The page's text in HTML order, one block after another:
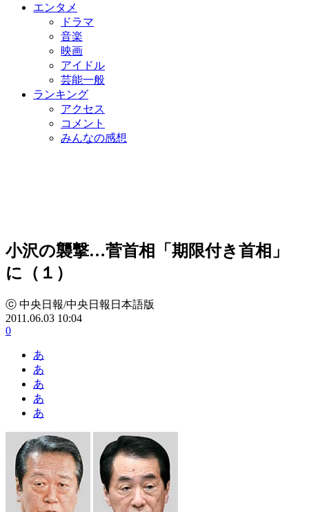
エンタメ
ドラマ
音楽
映画
アイドル
芸能一般
ランキング
アクセス
コメント
みんなの感想
小沢の襲撃…菅首相「期限付き首相」
に（１）
ⓒ 中央日報/中央日報日本語版
2011.06.03 10:04
0
あ
あ
あ
あ
あ